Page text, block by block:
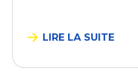
LIRE LA SUITE